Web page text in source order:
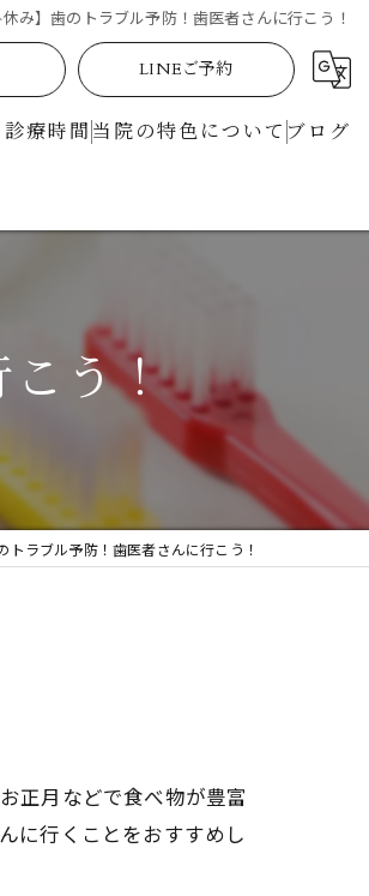
休み】歯のトラブル予防！歯医者さんに行こう！
LINEご予約
療時間 当院の特色について
駅近
マイクロスコープ
ブログ
こう！
トラブル予防！歯医者さんに行こう！
正月などで食べ物が豊富
に行くことをおすすめし